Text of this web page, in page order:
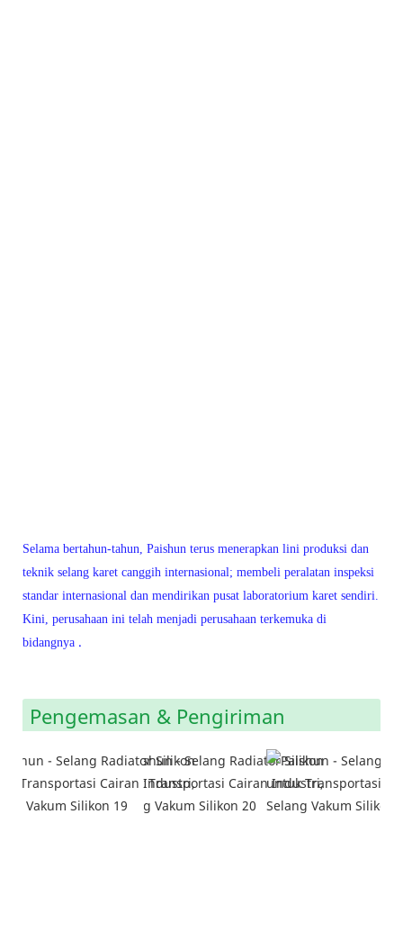
Selama bertahun-tahun, Paishun terus menerapkan lini produksi dan
teknik selang karet canggih internasional; membeli peralatan inspeksi
standar internasional dan mendirikan pusat laboratorium karet sendiri.
Kini, perusahaan ini telah menjadi perusahaan terkemuka di
bidangnya .
Pengemasan & Pengiriman